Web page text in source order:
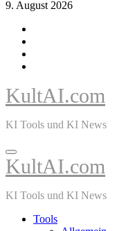
9. August 2026
KultAI.com
KI Tools und KI News
KultAI.com
KI Tools und KI News
Tools